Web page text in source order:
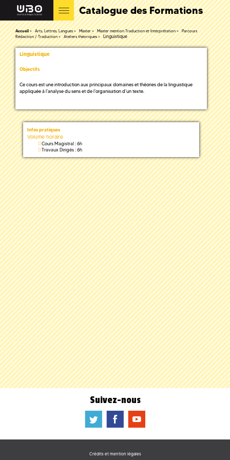
Catalogue des Formations
Accueil Arts, Lettres, Langues Master Master mention Traduction et Interprétation
Parcours
Rédaction / Traduction
Ateliers théoriques Linguistique
Linguistique
Objectifs
Ce cours est une introduction aux principaux domaines et théories de la linguistique
appliquée à l’analyse du sens et de l’organisation d’un texte.
Infos pratiques
Volume horaire
Cours Magistral : 6h
Travaux Dirigés : 6h
Suivez-nous
a b f
Crédits et mention légales